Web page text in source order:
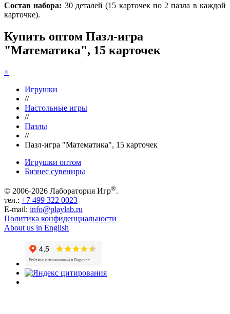
Состав набора: 30 деталей (15 карточек по 2 пазла в каждой
карточке).
Купить оптом Пазл-игра
"Математика", 15 карточек
×
Игрушки
//
Настольные игры
//
Пазлы
//
Пазл-игра "Математика", 15 карточек
Игрушки оптом
Бизнес сувениры
© 2006-2026 Лаборатория Игр®.
тел.: +7 499 322 0023
E-mail: info@playlab.ru
Политика конфиденциальности
About us in English